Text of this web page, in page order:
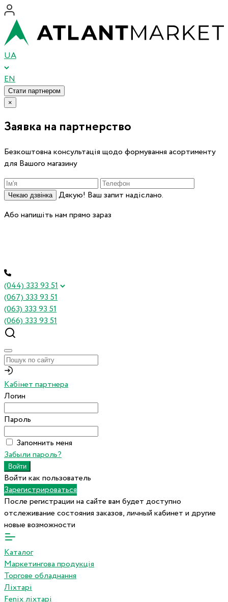
UA
EN
Стати партнером
×
Заявка на партнерство
Безкоштовна консультація щодо формування асортименту
для Вашого магазину
Чекаю дзвінка
Дякую! Ваш запит надіслано.
Або напишіть нам прямо зараз
(044) 333 93 51
(067) 333 93 51
(063) 333 93 51
(066) 333 93 51
Кабінет партнера
Логин
Пароль
Запомнить меня
Забыли пароль?
Войти как пользователь
Зарегистрироваться
После регистрации на сайте вам будет доступно
отслеживание состояния заказов, личный кабинет и другие
новые возможности
Каталог
Маркетингова продукція
Торгове обладнання
Ліхтарі
Fenix ліхтарі